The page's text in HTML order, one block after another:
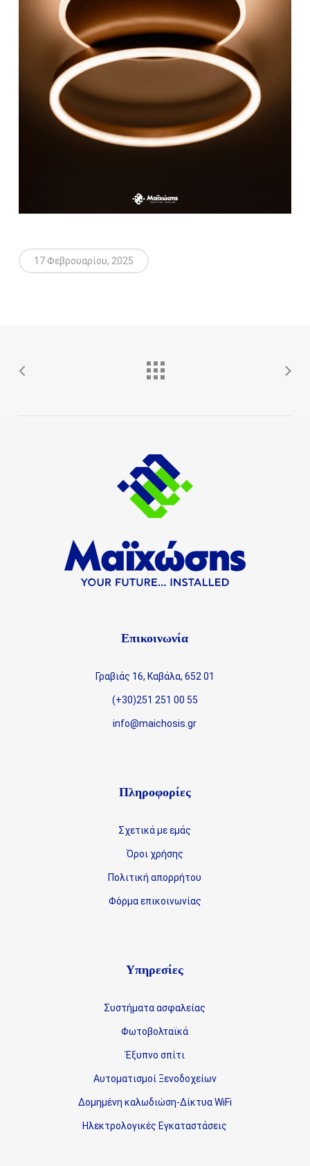
17 Φεβρουαρίου, 2025
Επικοινωνία
Γραβιάς 16, Καβάλα, 652 01
(+30)251 251 00 55
info@maichosis.gr
Πληροφορίες
Σχετικά με εμάς
Όροι χρήσης
Πολιτική απορρήτου
Φόρμα επικοινωνίας
Υπηρεσίες
Συστήματα ασφαλείας
Φωτοβολταϊκά
Έξυπνο σπίτι
Αυτοματισμοί Ξενοδοχείων
Δομημένη καλωδιώση-Δίκτυα WiFi
Ηλεκτρολογικές Εγκαταστάσεις